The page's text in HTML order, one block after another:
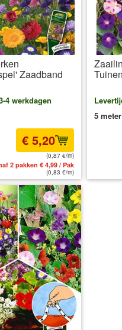
Zaadband
4 werkdagen
€ 5,20
(0,87 €/m)
2 pakken € 4,99 / Pak
(0,83 €/m)
5 meter